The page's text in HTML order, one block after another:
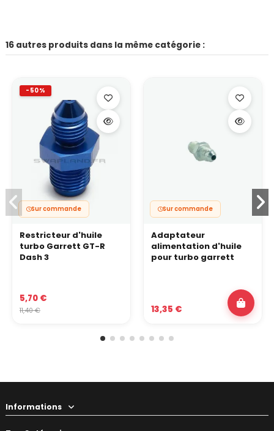
16 autres produits dans la même catégorie :
-50%
Sur commande
Restricteur d'huile
turbo Garrett GT-R
Dash 3
5,70 €
11,40 €
Sur commande
Adaptateur
alimentation d'huile
pour turbo garrett
13,35 €
Informations